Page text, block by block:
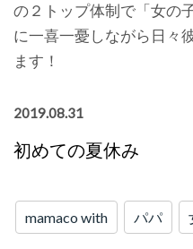
の２トップ体制で「女の
に一喜一憂しながら日々
ます！
2019.08.31
初めての夏休み
mamaco with パパ